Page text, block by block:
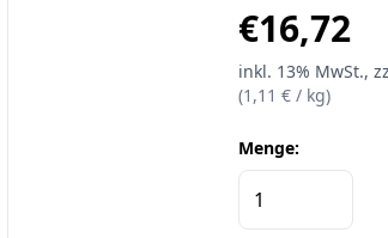
€16,72
inkl. 13% MwSt.,
(1,11 € / kg)
Menge: